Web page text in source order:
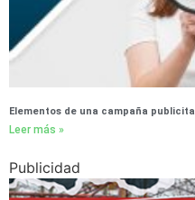
Elementos de una campaña
Leer más »
Publicidad